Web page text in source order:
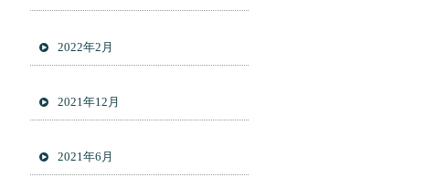
2022年2月
2021年12月
2021年6月